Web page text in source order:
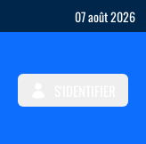
07 août 2026